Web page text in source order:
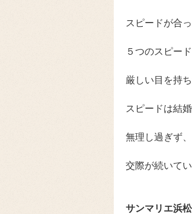
スピードが合
５つのスピー
厳しい目を持
スピードは結
無理し過ぎず
交際が続いて
サンマリエ浜松